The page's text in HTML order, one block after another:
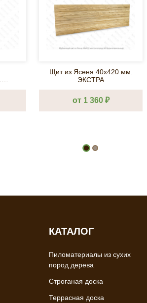
Щит из Ясеня 40х420 мм.
ЭКСТРА
от 1 360 ₽
КАТАЛОГ
Пиломатериалы из сухих
пород дерева
Строганая доска
Террасная доска